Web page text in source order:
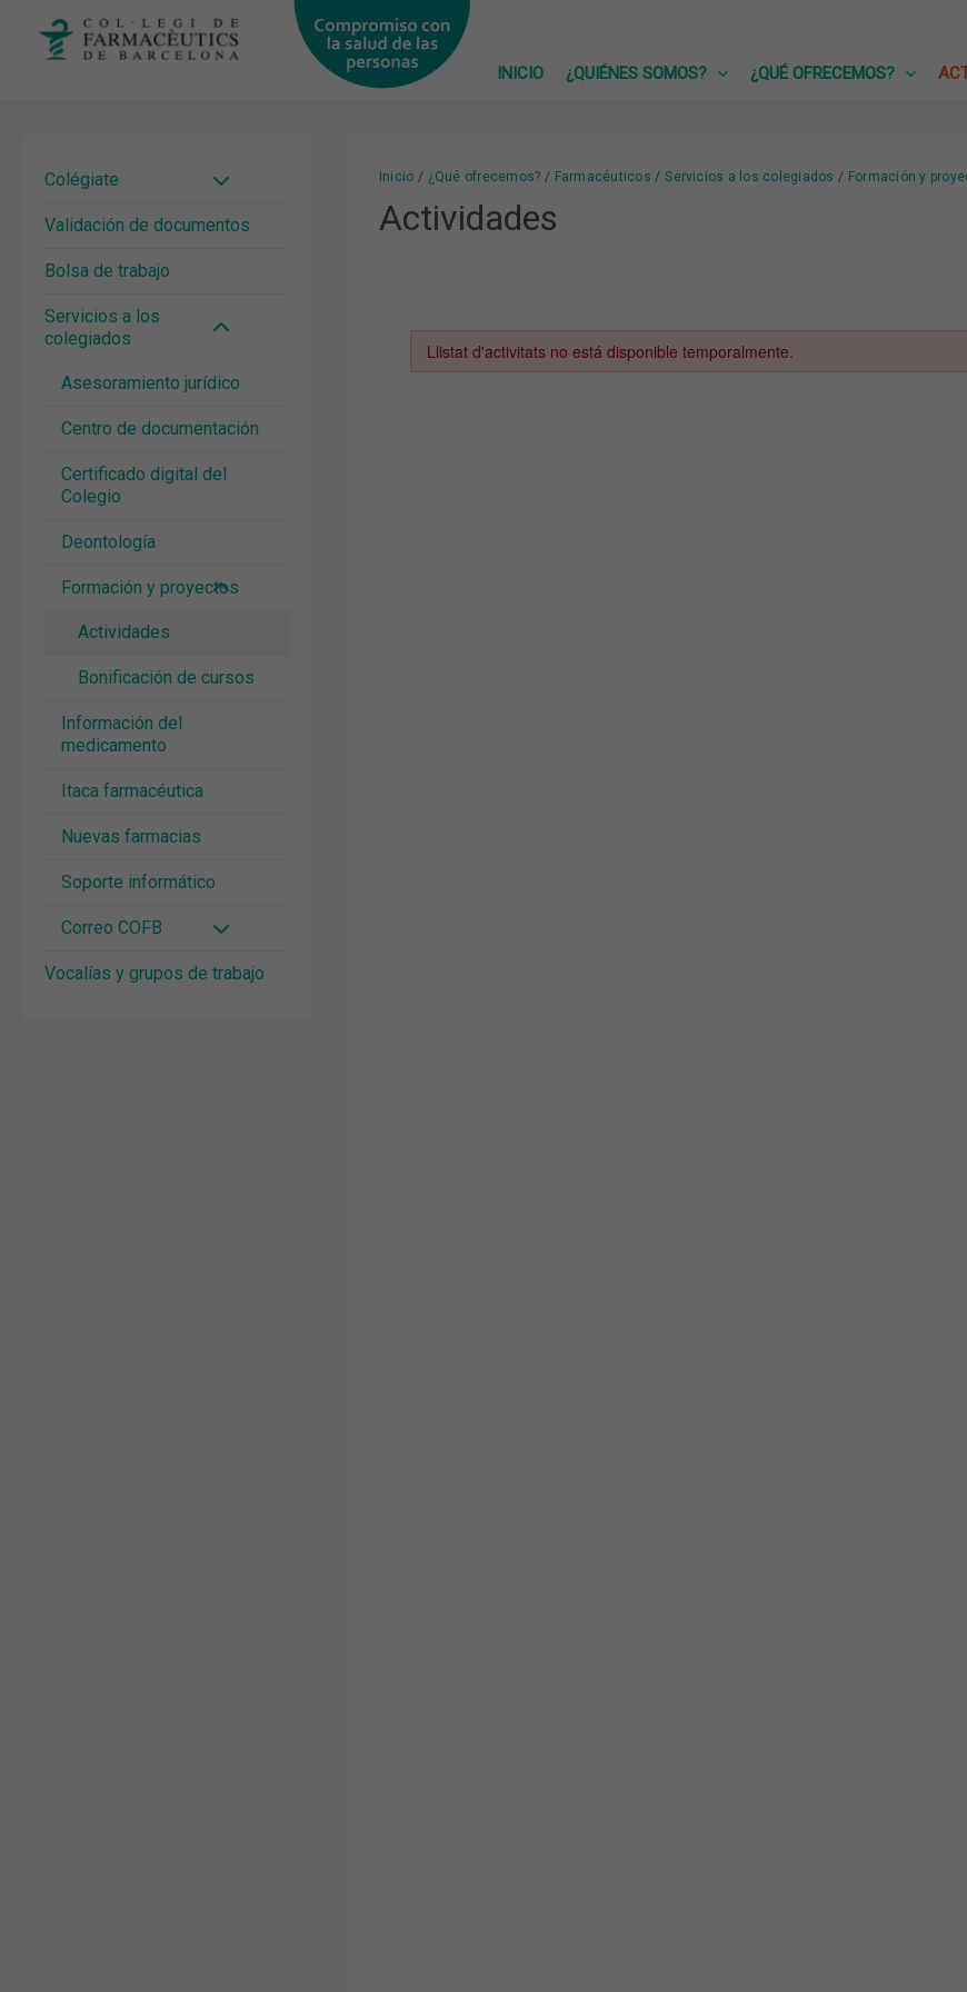
INICIO
¿QUIÉNES SOMOS? ¿QUÉ OFRECEMOS?
Validación de documentos
Bolsa de trabajo
Servicios a los
colegiados
Asesoramiento jurídico
Centro de documentación
Certificado digital del
Colegio
Deontología
Formación y proyectos
Actividades
Bonificación de cursos
Información del
medicamento
Itaca farmacéutica
Nuevas farmacias
Soporte informático
Correo COFB
Vocalías y grupos de trabajo
Inicio ¿Qué ofrecemos? Farmacéuticos Servicios a los colegiados Formación y
Actividades